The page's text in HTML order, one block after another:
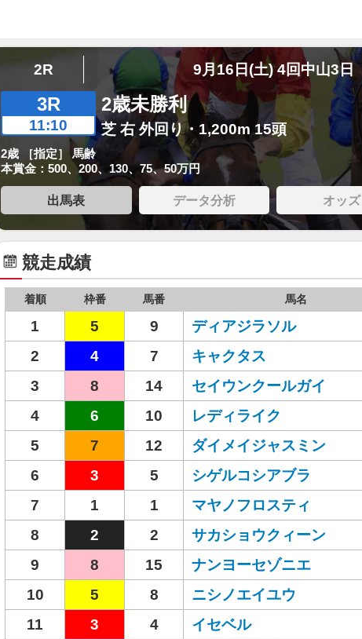
2R 9月16日(土) 4回中山3日
3R
11:10
2歳未勝利
芝 右 外回り・1,200m 15頭
2歳 ［指定］ 馬齢
本賞金：500、200、130、75、50万円
出馬表 データ分析 オッズ
競走成績
着順 枠番 馬番 馬名
1 5 9 ディアジラソル
2
4 7 キャクタス
3
8 14 セイウンクールガイ
4
6 10 レディライク
5
7 12 ダイメイジャスミン
6
3 5 シゲルコシアブラ
7
1 1 マヤノフロスティ
8
2 2 サカショウクィーン
9
8 15 ナンヨーセゾニエ
10
5 8 ニシノエイユウ
11
3 4 イセベル